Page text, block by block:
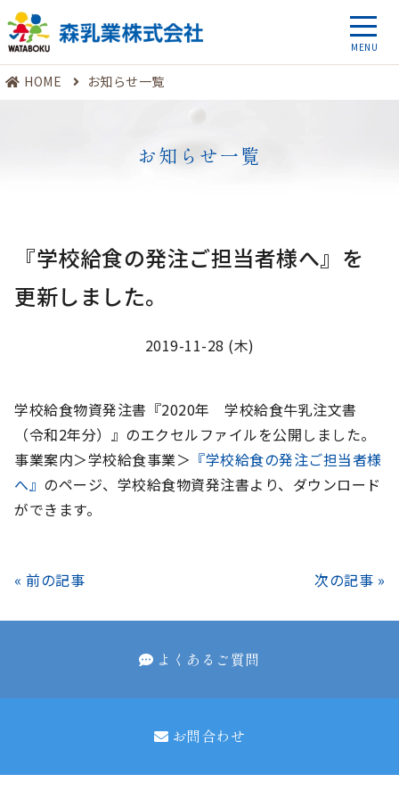
HOME お知らせ一覧
お知らせ一覧
『学校給食の発注ご担当者様へ』を
更新しました。
2019-11-28 (木)
学校給食物資発注書『2020年 学校給食牛乳注文書
（令和2年分）』のエクセルファイルを公開しました。
事業案内＞学校給食事業＞ 『学校給食の発注ご担当者様
へ』 のページ、学校給食物資発注書より、ダウンロード
ができます。
« 前の記事 次の記事 »
よくあるご質問
お問合わせ